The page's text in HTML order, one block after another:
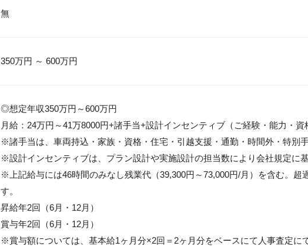
無
350万円 ～ 600万円
◎想定年収350万円～600万円
月給：24万円～41万8000円+諸手当+設計インセンティブ（ご経験・能力・
※諸手当は、車両持込・家族・資格・住宅・引越支援・通勤・時間外・特別
※設計インセンティブは、プラン設計や実施設計の担当数により会社規定に
※上記給与には46時間のみなし残業代（39,300円～73,000円/月）を含む。超
す。
昇給年2回（6月・12月）
賞与年2回（6月・12月）
※賞与額については、基本給1ヶ月分×2回＝2ヶ月分をベースにて人事査定に